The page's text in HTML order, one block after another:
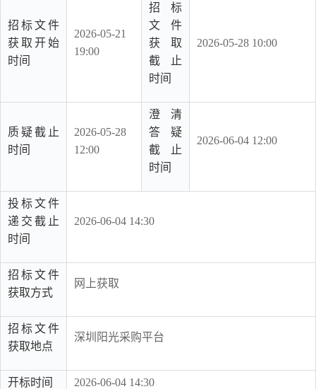
招标文件
获取开始
时间
2026-05-21
19:00
招标
文件
获取
截止
时间
2026-05-28 10:00
质疑截止
时间
2026-05-28
12:00
澄清
答疑
截止
时间
2026-06-04 12:00
投标文件
递交截止
时间
2026-06-04 14:30
招标文件
获取方式
网上获取
招标文件
获取地点
深圳阳光采购平台
开标时间 2026-06-04 14:30